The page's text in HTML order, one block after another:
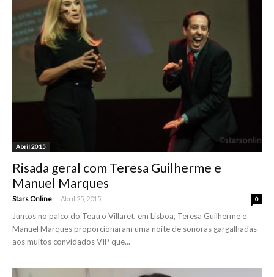
Abril 2015
Risada geral com Teresa Guilherme e
Manuel Marques
Stars Online - Abril 25, 2015 0
Juntos no palco do Teatro Villaret, em Lisboa, Teresa Guilherme e
Manuel Marques proporcionaram uma noite de sonoras gargalhadas
aos muitos convidados VIP que...